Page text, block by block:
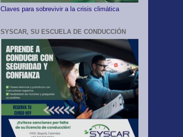
Claves para sobrevivir a la crisis climática
SYSCAR, SU ESCUELA DE CONDUCCIÓN